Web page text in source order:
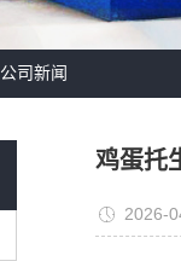
公司新闻
鸡蛋托
2026-